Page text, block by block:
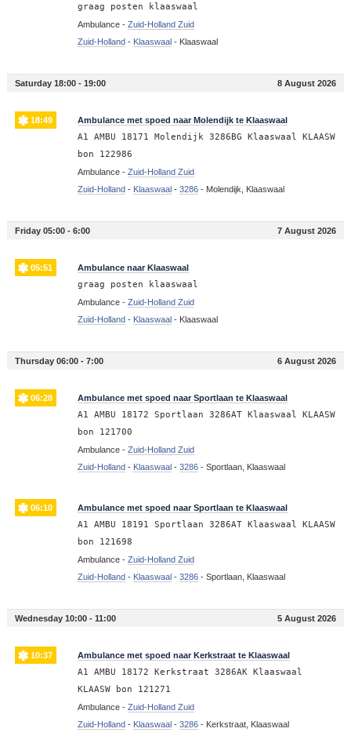
graag posten klaaswaal
Ambulance - Zuid-Holland Zuid
Zuid-Holland - Klaaswaal - Klaaswaal
Saturday 18:00 - 19:00 8 August 2026
18:49 Ambulance met spoed naar Molendijk te Klaaswaal
A1 AMBU 18171 Molendijk 3286BG Klaaswaal KLAASW
bon 122986
Ambulance - Zuid-Holland Zuid
Zuid-Holland - Klaaswaal - 3286- Molendijk, Klaaswaal
Friday 05:00 - 6:00 7 August 2026
05:51 Ambulance naar Klaaswaal
graag posten klaaswaal
Ambulance - Zuid-Holland Zuid
Zuid-Holland - Klaaswaal - Klaaswaal
Thursday 06:00 - 7:00 6 August 2026
06:28 Ambulance met spoed naar Sportlaan te Klaaswaal
A1 AMBU 18172 Sportlaan 3286AT Klaaswaal KLAASW
bon 121700
Ambulance - Zuid-Holland Zuid
Zuid-Holland - Klaaswaal - 3286- Sportlaan, Klaaswaal
06:10 Ambulance met spoed naar Sportlaan te Klaaswaal
A1 AMBU 18191 Sportlaan 3286AT Klaaswaal KLAASW
bon 121698
Ambulance - Zuid-Holland Zuid
Zuid-Holland - Klaaswaal - 3286- Sportlaan, Klaaswaal
Wednesday 10:00 - 11:00 5 August 2026
10:37 Ambulance met spoed naar Kerkstraat te Klaaswaal
A1 AMBU 18172 Kerkstraat 3286AK Klaaswaal
KLAASW bon 121271
Ambulance - Zuid-Holland Zuid
Zuid-Holland - Klaaswaal - 3286- Kerkstraat, Klaaswaal